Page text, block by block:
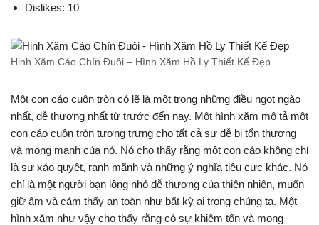
Dislikes: 10
Hinh Xăm Cáo Chín Đuôi – Hình Xăm Hồ Ly Thiết Kế Đẹp
Một con cáo cuộn tròn có lẽ là một trong những điều ngọt ngào
nhất, dễ thương nhất từ trước đến nay. Một hình xăm mô tả một
con cáo cuộn tròn tượng trưng cho tất cả sự dễ bị tổn thương
và mong manh của nó. Nó cho thấy rằng một con cáo không chỉ
là sự xảo quyệt, ranh mãnh và những ý nghĩa tiêu cực khác. Nó
chỉ là một người bạn lông nhỏ dễ thương của thiên nhiên, muốn
giữ ấm và cảm thấy an toàn như bất kỳ ai trong chúng ta. Một
hình xăm như vậy cho thấy rằng có sự khiêm tốn và mong